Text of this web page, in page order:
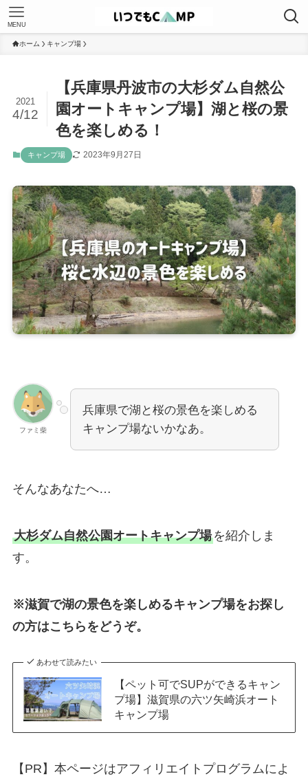
MENU
ホーム キャンプ場
【兵庫県丹波市の大杉ダム自然公
園オートキャンプ場】湖と桜の景
色を楽しめる！
2021
4/12
キャンプ場 2023年9月27日
ファミ柴
兵庫県で湖と桜の景色を楽しめる
キャンプ場ないかなあ。
そんなあなたへ…
大杉ダム自然公園オートキャンプ場を紹介しま
す。
※滋賀で湖の景色を楽しめるキャンプ場をお探し
の方はこちらをどうぞ。
あわせて読みたい
【ペット可でSUPができるキャン
プ場】滋賀県の六ツ矢崎浜オート
キャンプ場
【PR】本ページはアフィリエイトプログラムによ